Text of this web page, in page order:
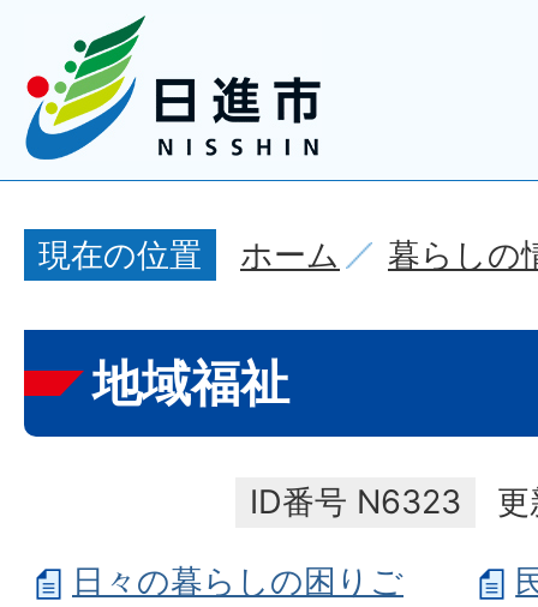
現在の位置 ホーム 暮らしの
地域福祉
ID番号 N6323
日々の暮らしの困りご